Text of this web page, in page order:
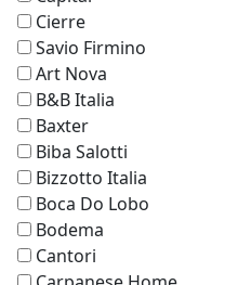
Cierre
Savio Firmino
Art Nova
B&B Italia
Baxter
Biba Salotti
Bizzotto Italia
Boca Do Lobo
Bodema
Cantori